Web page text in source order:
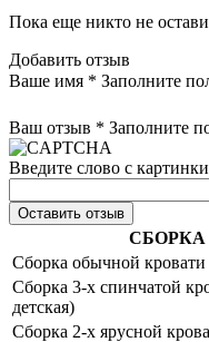
Пока еще никто не
Добавить отзыв
Ваше имя * Заполните
Ваш отзыв * Заполните
Введите слово с
Оставить отзыв
СБОРКА
Сборка обычной кровати
Сборка 3-х спинчатой
детская)
Сборка 2-х ярусной